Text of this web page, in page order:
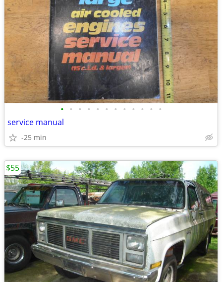
• • • • • • • • • • • •
service manual
-25 min
$55